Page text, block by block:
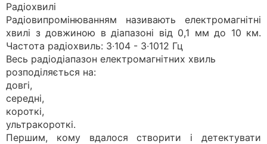
Радіохвилі
Радіовипромінюванням називають електромагнітні
хвилі з довжиною в діапазоні від 0,1 мм до 10 км.
Частота радіохвиль: 3∙104 - 3∙1012 Гц
Весь радіодіапазон електромагнітних хвиль
розподіля­ється на:
довгі,
середні,
короткі,
ультракороткі.
Першим, кому вдалося створити і детектувати